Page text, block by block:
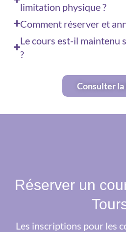
limitation physique ?
Comment réserver et
Le cours est-il maintenu
?
Consulter la
Réserver un
Les inscriptions pour les